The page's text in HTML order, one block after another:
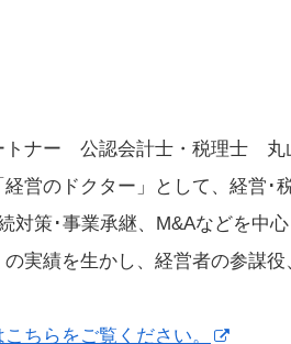
ナー 公認会計士・税理士 丸
営のドクター」として、経営･
対策･事業承継、M&Aなどを中
実績を生かし、経営者の参謀
ちらをご覧ください。